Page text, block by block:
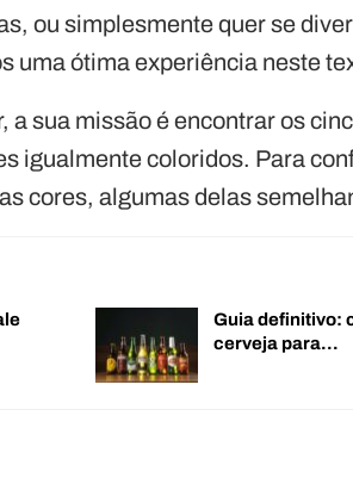
ou simplesmente quer se
uma ótima experiência neste
a sua missão é encontrar os
igualmente coloridos. Para
cores, algumas delas
Guia definitivo:
cerveja para…